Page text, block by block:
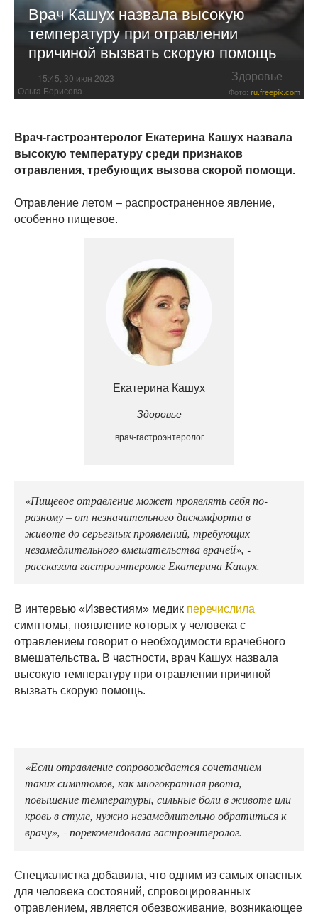
Врач Кашух назвала высокую
температуру при отравлении
причиной вызвать скорую помощь
15:45, 30 июн 2023 Здоровье
Ольга Борисова Фото: ru.freepik.com
Врач-гастроэнтеролог Екатерина Кашух назвала
высокую температуру среди признаков
отравления, требующих вызова скорой помощи.
Отравление летом – распространенное явление,
особенно пищевое.
Екатерина Кашух
Здоровье
врач-гастроэнтеролог
«Пищевое отравление может проявлять себя по-
разному – от незначительного дискомфорта в
животе до серьезных проявлений, требующих
незамедлительного вмешательства врачей», -
рассказала гастроэнтеролог Екатерина Кашух.
В интервью «Известиям» медик перечислила
симптомы, появление которых у человека с
отравлением говорит о необходимости врачебного
вмешательства. В частности, врач Кашух назвала
высокую температуру при отравлении причиной
вызвать скорую помощь.
«Если отравление сопровождается сочетанием
таких симптомов, как многократная рвота,
повышение температуры, сильные боли в животе или
кровь в стуле, нужно незамедлительно обратиться к
врачу», - порекомендовала гастроэнтеролог.
Специалистка добавила, что одним из самых опасных
для человека состояний, спровоцированных
отравлением, является обезвоживание, возникающее